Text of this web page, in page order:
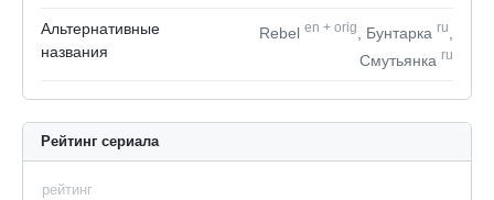
Альтернативные
названия
Rebel en + orig , Бунтарка ru
Смутьянка ru
Рейтинг сериала
рейтинг